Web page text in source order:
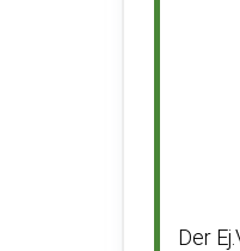
Der